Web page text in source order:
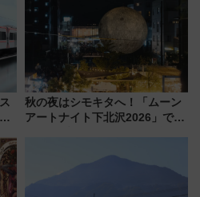
秋の夜はシモキタへ！「ムーン
アートナイト下北沢2026」でイ